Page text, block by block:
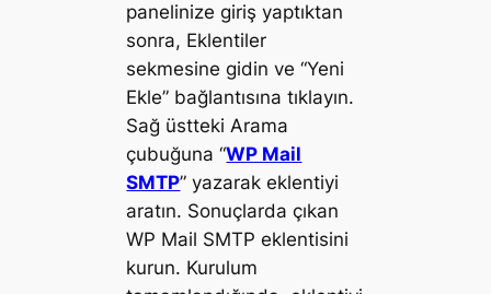
panelinize giriş yaptıktan
sonra, Eklentiler
sekmesine gidin ve “Yeni
Ekle” bağlantısına tıklayın.
Sağ üstteki Arama
çubuğuna “WP Mail
SMTP” yazarak eklentiyi
aratın. Sonuçlarda çıkan
WP Mail SMTP eklentisini
kurun. Kurulum